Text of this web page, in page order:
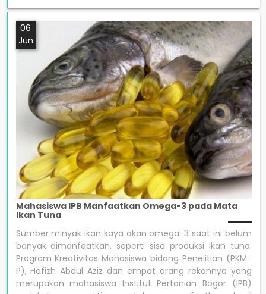
06
Jun
Mahasiswa IPB Manfaatkan Omega-3 pada Mata
Ikan Tuna
Sumber minyak ikan kaya akan omega-3 saat ini belum
banyak dimanfaatkan, seperti sisa produksi ikan tuna.
Program Kreativitas Mahasiswa bidang Penelitian (PKM-
P), Hafizh Abdul Aziz dan empat orang rekannya yang
merupakan mahasiswa Institut Pertanian Bogor (IPB)